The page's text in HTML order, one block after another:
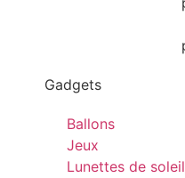
Gadgets
Ballons
Jeux
Lunettes de soleil